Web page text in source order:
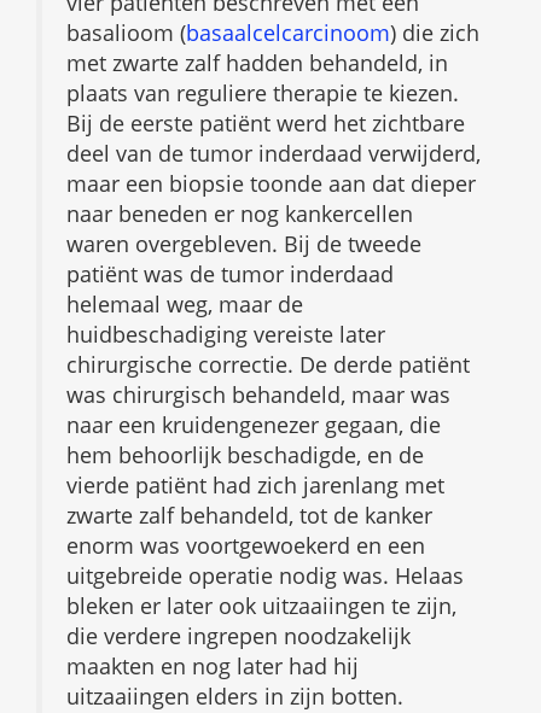
basalioom (basaalcelcarcinoom) die zich
met zwarte zalf hadden behandeld, in
plaats van reguliere therapie te kiezen.
Bij de eerste patiënt werd het zichtbare
deel van de tumor inderdaad verwijderd,
maar een biopsie toonde aan dat dieper
naar beneden er nog kankercellen
waren overgebleven. Bij de tweede
patiënt was de tumor inderdaad
helemaal weg, maar de
huidbeschadiging vereiste later
chirurgische correctie. De derde patiënt
was chirurgisch behandeld, maar was
naar een kruidengenezer gegaan, die
hem behoorlijk beschadigde, en de
vierde patiënt had zich jarenlang met
zwarte zalf behandeld, tot de kanker
enorm was voortgewoekerd en een
uitgebreide operatie nodig was. Helaas
bleken er later ook uitzaaiingen te zijn,
die verdere ingrepen noodzakelijk
maakten en nog later had hij
uitzaaiingen elders in zijn botten.